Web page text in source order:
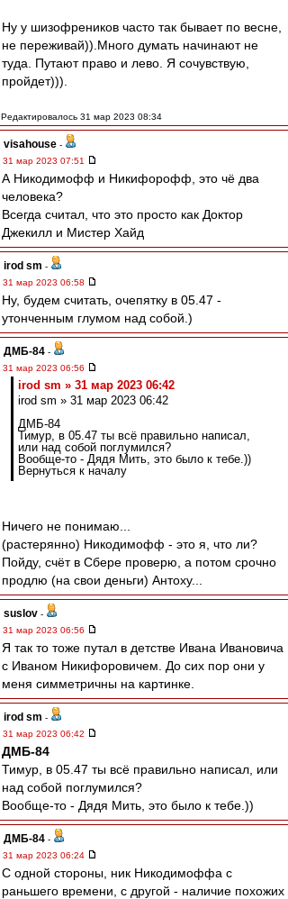
Ну у шизофреников часто так бывает по весне,
не переживай)).Много думать начинают не
туда. Путают право и лево. Я сочувствую,
пройдет))).
Редактировалось 31 мар 2023 08:34
visahouse -
31 мар 2023 07:51
А Никодимофф и Никифорофф, это чё два
человека?
Всегда считал, что это просто как Доктор
Джекилл и Мистер Хайд
irod sm -
31 мар 2023 06:58
Ну, будем считать, очепятку в 05.47 -
утонченным глумом над собой.)
ДМБ-84 -
31 мар 2023 06:56
irod sm » 31 мар 2023 06:42
irod sm » 31 мар 2023 06:42
ДМБ-84
Тимур, в 05.47 ты всё правильно написал,
или над собой поглумился?
Вообще-то - Дядя Мить, это было к тебе.))
Вернуться к началу
Ничего не понимаю...
(растерянно) Никодимофф - это я, что ли?
Пойду, счёт в Сбере проверю, а потом срочно
продлю (на свои деньги) Антоху...
suslov -
31 мар 2023 06:56
Я так то тоже путал в детстве Ивана Ивановича
с Иваном Никифоровичем. До сих пор они у
меня симметричны на картинке.
irod sm -
31 мар 2023 06:42
ДМБ-84
Тимур, в 05.47 ты всё правильно написал, или
над собой поглумился?
Вообще-то - Дядя Мить, это было к тебе.))
ДМБ-84 -
31 мар 2023 06:24
С одной стороны, ник Никодимоффа с
раньшего времени, с другой - наличие похожих